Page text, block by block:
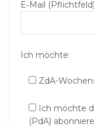
E‑Mail (Pflichtfeld)
Ich möchte:
ZdA-
Ich möchte
(PdA)